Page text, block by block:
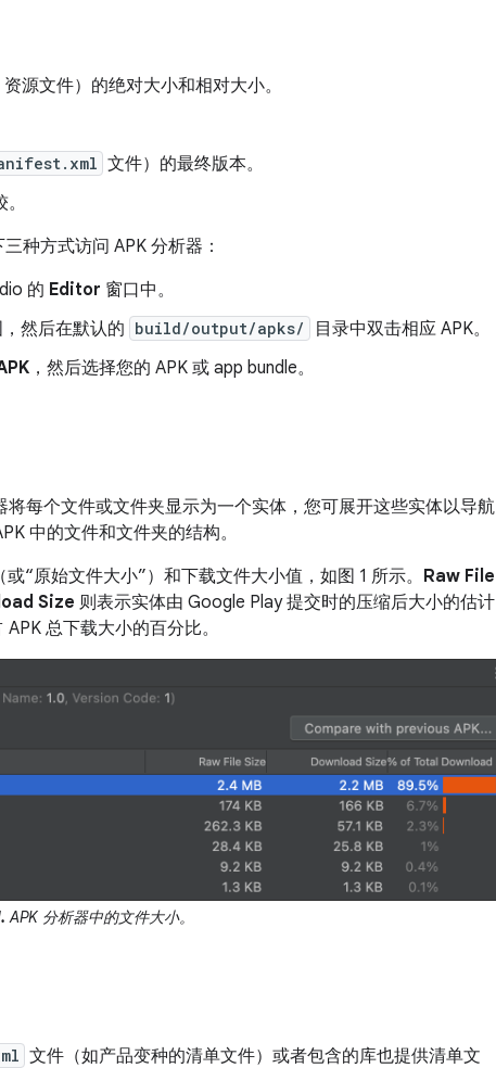
源文件）的绝对大小和相对大小。
文件）的最终版本。
种方式访问 APK 分析器：
的 Editor 窗口中。
然后在默认的 build/output/apks/
目录中双击相应 APK。
，然后选择您的 APK 或 app bundle。
将每个文件或文件夹显示为一个实体，您可展开这些实体以导航
中的文件和文件夹的结构。
“原始文件大小”）和下载文件大小值，如图 1 所示。 Raw File
Size 则表示实体由 Google Play 提交时的压缩后大小的估计
总下载大小的百分比。
APK 分析器中的文件大小。
文件（如产品变种的清单文件）或者包含的库也提供清单文